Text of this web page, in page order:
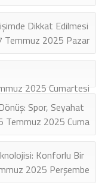
Dikkat Edilmesi
Temmuz 2025 Pazar
2025 Cumartesi
Spor, Seyahat
Temmuz 2025 Cuma
Konforlu Bir
2025 Perşembe